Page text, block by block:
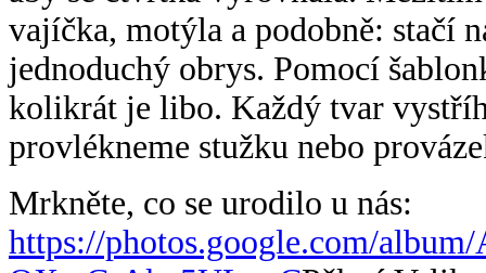
vajíčka, motýla a podobně: stačí
jednoduchý obrys. Pomocí
kolikrát je libo. Každý tvar
provlékneme stužku nebo
Mrkněte, co se urodilo u nás:
https://photos.google.com/album/